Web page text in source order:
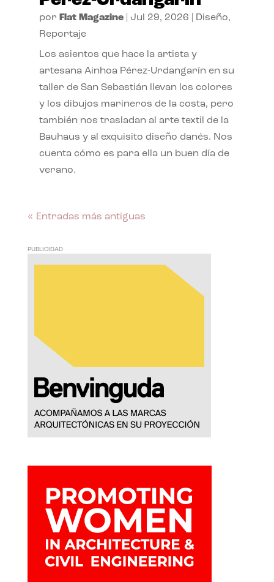
por Flat Magazine| Jul 29, 2026 Diseño,
Reportaje
Los asientos que hace la artista y
artesana Ainhoa Pérez-Urdangarín en su
taller de San Sebastián llevan los colores
y los dibujos marineros de la costa, pero
también nos trasladan al arte textil de la
Bauhaus y al exquisito diseño danés. Nos
cuenta cómo es para ella un buen día de
verano.
« Entradas más antiguas
PUBLICIDAD